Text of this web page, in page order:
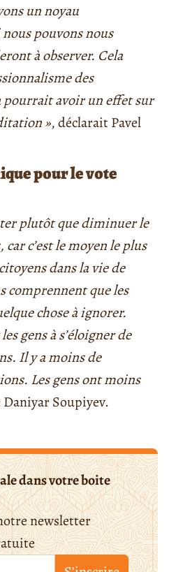
un noyau
pouvons nous
à observer. Cela
des
pourrait avoir un effet sur
», déclarait Pavel
pour le vote
plutôt que diminuer le
c’est le moyen le plus
dans la vie de
comprennent que les
chose à ignorer.
gens à s’éloigner de
Il y a moins de
Les gens ont moins
Daniyar Soupiyev.
dans votre boite
newsletter